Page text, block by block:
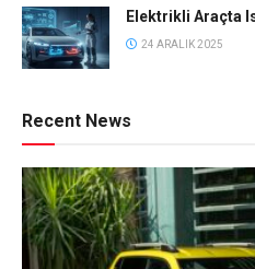
Elektrikli Araçta
24 ARALIK 2025
Recent News